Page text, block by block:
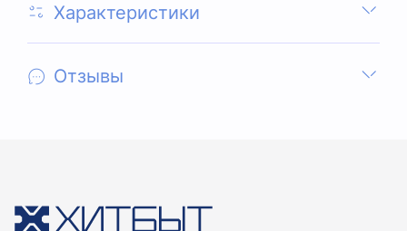
Характеристики
Отзывы